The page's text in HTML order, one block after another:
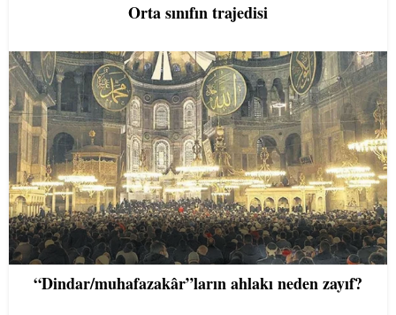
Orta sınıfın trajedisi
“Dindar/muhafazakâr”ların ahlakı neden zayıf?